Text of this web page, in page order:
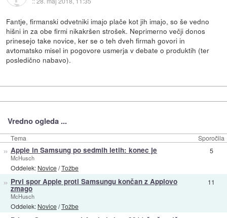
Fantje, firmanski odvetniki imajo plače kot jih imajo, so še vedno
hišni in za obe firmi nikakršen strošek. Neprimerno večji donos
prinesejo take novice, ker se o teh dveh firmah govori in
avtomatsko misel in pogovore usmerja v debate o produktih (ter
posledično nabavo).
Vredno ogleda ...
Tema Sporočila
» Apple in Samsung po sedmih letih: konec je
McHusch
Oddelek: Novice/Tožbe
5
» Prvi spor Apple proti Samsungu končan z Applovo
zmago
McHusch
Oddelek: Novice/Tožbe
11